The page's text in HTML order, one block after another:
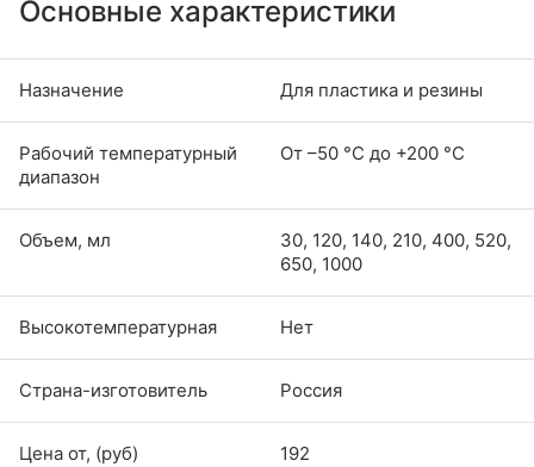
Основные характеристики
Назначение Для пластика и резины
Рабочий температурный
диапазон
От –50 °С до +200 °С
Объем, мл
30, 120, 140, 210, 400, 520,
650, 1000
Высокотемпературная Нет
Страна-изготовитель Россия
Цена от, (руб) 192